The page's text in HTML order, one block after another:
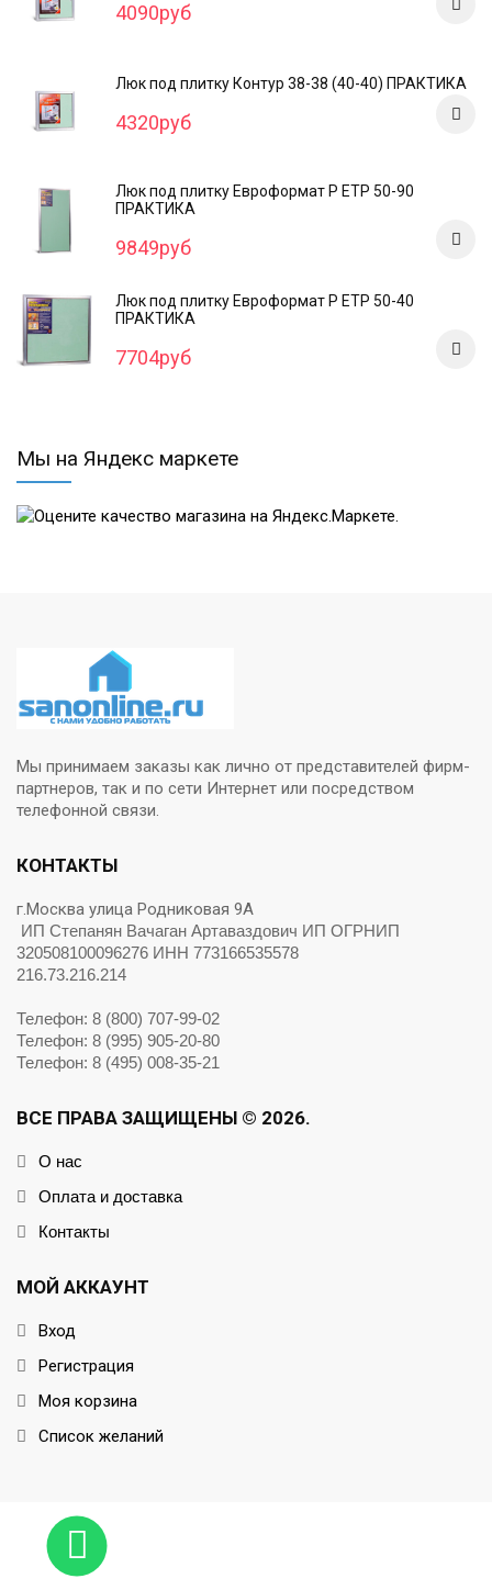
4090руб
Люк под плитку Контур 38-38 (40-40) ПРАКТИКА
4320руб
Люк под плитку Евроформат Р ЕТР 50-90
ПРАКТИКА
9849руб
Люк под плитку Евроформат Р ЕТР 50-40
ПРАКТИКА
7704руб
Мы на Яндекс маркете
Мы принимаем заказы как лично от представителей фирм-
партнеров, так и по сети Интернет или посредством
телефонной связи.
КОНТАКТЫ
г.Москва улица Родниковая 9А
ИП Степанян Вачаган Артаваздович ИП ОГРНИП
320508100096276 ИНН 773166535578
216.73.216.214
Телефон: 8 (800) 707-99-02
Телефон: 8 (995) 905-20-80
Телефон: 8 (495) 008-35-21
ВСЕ ПРАВА ЗАЩИЩЕНЫ © 2026.
О нас
Оплата и доставка
Контакты
МОЙ АККАУНТ
Вход
Регистрация
Моя корзина
Список желаний